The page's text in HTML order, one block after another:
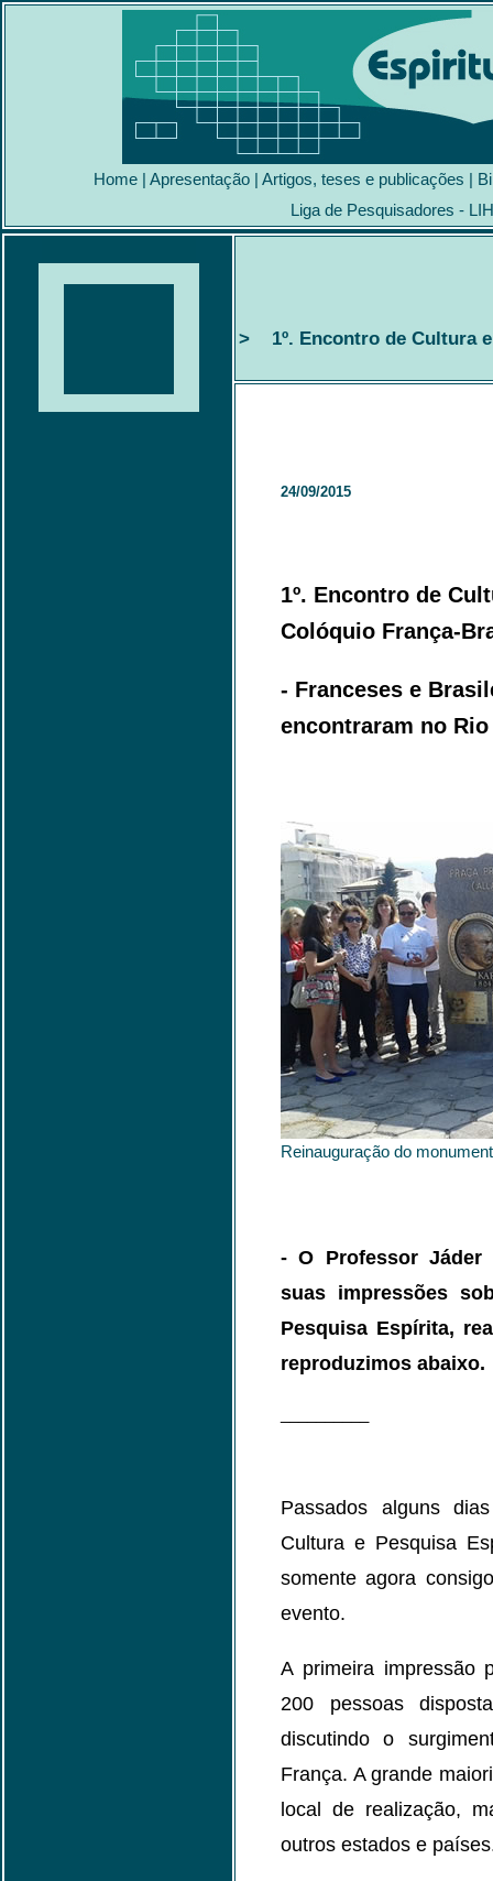
Home | Apresentação | Artigos, teses e publicações |
Liga de Pesquisadores -
> 1º. Encontro de Cultura
24/09/2015
1º. Encontro de
Colóquio França-
- Franceses e
encontraram no
Reinauguração do
- O Professor Jáder
suas impressões
Pesquisa Espírita,
reproduzimos abaixo.
Passados alguns
Cultura e Pesquisa
somente agora
evento.
A primeira impressão
200 pessoas
discutindo o
França. A grande
local de realização,
outros estados e